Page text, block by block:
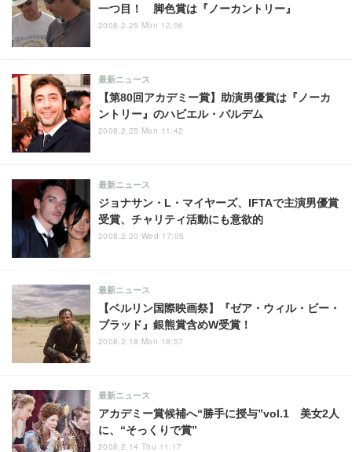
一つ目！ 脚色賞は『ノーカントリー』
2008.2.25 Mon 12:06
【第80回アカデミー賞】助演男優賞は『ノーカ
ントリー』のハビエル・バルデム
最新ニュース
2008.2.25 Mon 11:42
ジョナサン・L・マイヤーズ、IFTAで主演男優賞
受賞、チャリティ活動にも意欲的
最新ニュース
2008.2.20 Wed 17:05
【ベルリン国際映画祭】『ゼア・ウィル・ビー・
ブラッド』銀熊賞含めW受賞！
最新ニュース
2008.2.18 Mon 18:57
アカデミー賞候補へ“勝手に授与”vol.1 美女2人
に、“そっくりで賞”
最新ニュース
2008.2.14 Thu 11:17